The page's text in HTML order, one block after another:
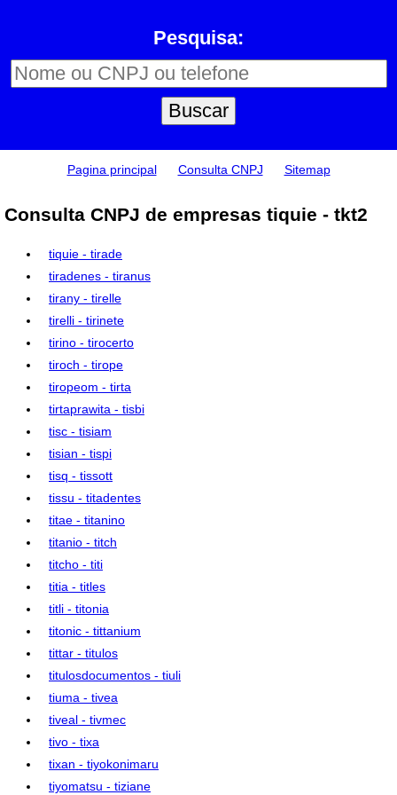
Pesquisa:
Pagina principal Consulta CNPJ Sitemap
Consulta CNPJ de empresas tiquie - tkt2
tiquie - tirade
tiradenes - tiranus
tirany - tirelle
tirelli - tirinete
tirino - tirocerto
tiroch - tirope
tiropeom - tirta
tirtaprawita - tisbi
tisc - tisiam
tisian - tispi
tisq - tissott
tissu - titadentes
titae - titanino
titanio - titch
titcho - titi
titia - titles
titli - titonia
titonic - tittanium
tittar - titulos
titulosdocumentos - tiuli
tiuma - tivea
tiveal - tivmec
tivo - tixa
tixan - tiyokonimaru
tiyomatsu - tiziane